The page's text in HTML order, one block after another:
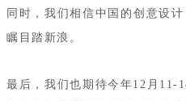
同时，我们相信中国的创意设
瞩目踏新浪。
最后，我们也期待今年12月11-